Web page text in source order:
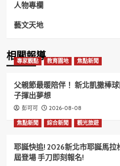
人物專欄
藝文天地
相關報導
專家觀點 教育園地 焦點新聞
父親節最暖陪伴！ 新北凱撒棒
子揮出夢想
彭可可 2026-08-08
焦點新聞 綜合新聞 觀光旅遊
耶誕快追! 2026新北市耶誕馬
屆登場 手刀即刻報名!